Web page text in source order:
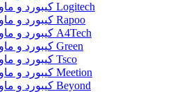
کیبورد و ماوس Logitech
کیبورد و ماوس Rapoo
کیبورد و ماوس A4Tech
کیبورد و ماوس Green
کیبورد و ماوس Tsco
کیبورد و ماوس Meetion
کیبورد و ماوس Beyond